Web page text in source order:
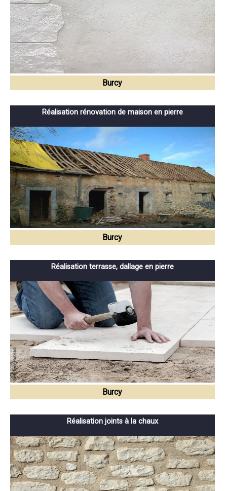
Burcy
Réalisation rénovation de maison en pierre
Burcy
Réalisation terrasse, dallage en pierre
Burcy
Réalisation joints à la chaux